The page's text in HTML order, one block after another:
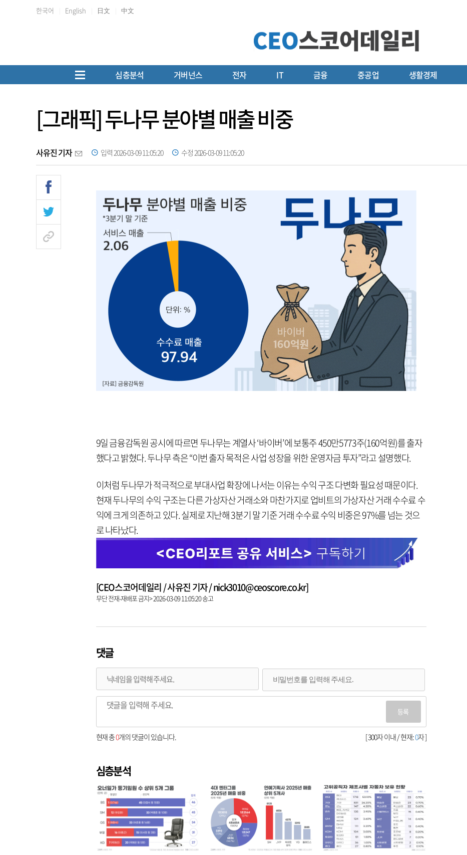
한국어 English 日文 中文
심층분석 거버넌스 전자 IT 금융 중공업 생활경제
[그래픽] 두나무 분야별 매출 비중
사유진 기자 입력 2026-03-09 11:05:20 수정 2026-03-09 11:05:20
9일 금융감독원 공시에 따르면 두나무는 계열사 ‘바이버’에 보통주 450만5773주(160억원)를 출자
했다고 밝혔다. 두나무 측은 “이번 출자 목적은 사업 성장을 위한 운영자금 투자”라고 설명했다.
이처럼 두나무가 적극적으로 부대사업 확장에 나서는 이유는 수익 구조 다변화 필요성 때문이다.
현재 두나무의 수익 구조는 다른 가상자산 거래소와 마찬가지로 업비트의 가상자산 거래 수수료 수
익에 크게 의존하고 있다. 실제로 지난해 3분기 말 기준 거래 수수료 수익 비중은 97%를 넘는 것으
로 나타났다.
[CEO스코어데일리 / 사유진 기자 / nick3010@ceoscore.co.kr]
무단 전재-재배포 금지> 2026-03-09 11:05:20 송고
댓글
등록
[ 300자 이내 / 현재:0자 ]
현재 총0개의 댓글이 있습니다.
심층분석